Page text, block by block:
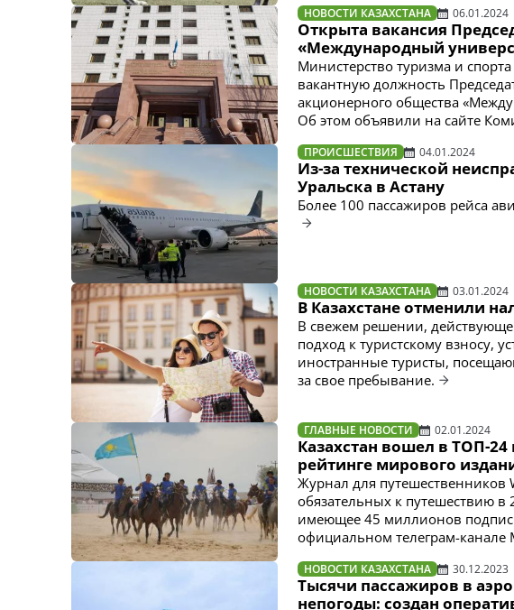
НОВОСТИ КАЗАХСТАНА 06.01.2024
Открыта вакансия
«Международный
Министерство туризма и
вакантную должность
акционерного общества
Об этом объявили на сайте
ПРОИСШЕСТВИЯ 04.01.2024
Из-за технической
Уральска в Астану
Более 100 пассажиров рейса
НОВОСТИ КАЗАХСТАНА 03.01.2024
В Казахстане отменили
В свежем решении,
подход к туристскому взносу,
иностранные туристы,
за свое пребывание.
ГЛАВНЫЕ НОВОСТИ 02.01.2024
Казахстан вошел в ТОП-
рейтинге мирового
Журнал для путешественников
обязательных к путешествию в
имеющее 45 миллионов
официальном телеграм-канале
НОВОСТИ КАЗАХСТАНА 30.12.2023
Тысячи пассажиров в
непогоды: создан